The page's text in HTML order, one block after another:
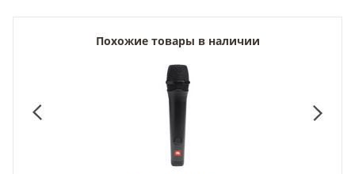
Похожие товары в наличии